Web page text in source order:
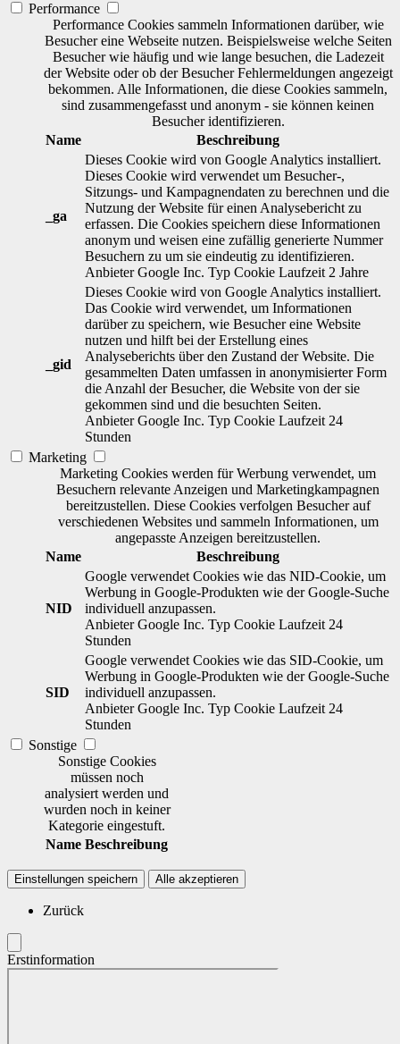
Performance
Performance Cookies sammeln Informationen darüber, wie
Besucher eine Webseite nutzen. Beispielsweise welche Seiten
Besucher wie häufig und wie lange besuchen, die Ladezeit
der Website oder ob der Besucher Fehlermeldungen angezeigt
bekommen. Alle Informationen, die diese Cookies sammeln,
sind zusammengefasst und anonym - sie können keinen
Besucher identifizieren.
Name
Beschreibung
_ga
Dieses Cookie wird von Google Analytics installiert.
Dieses Cookie wird verwendet um Besucher-,
Sitzungs- und Kampagnendaten zu berechnen und die
Nutzung der Website für einen Analysebericht zu
erfassen. Die Cookies speichern diese Informationen
anonym und weisen eine zufällig generierte Nummer
Besuchern zu um sie eindeutig zu identifizieren.
Anbieter Google Inc. Typ Cookie Laufzeit 2 Jahre
_gid
Dieses Cookie wird von Google Analytics installiert.
Das Cookie wird verwendet, um Informationen
darüber zu speichern, wie Besucher eine Website
nutzen und hilft bei der Erstellung eines
Analyseberichts über den Zustand der Website. Die
gesammelten Daten umfassen in anonymisierter Form
die Anzahl der Besucher, die Website von der sie
gekommen sind und die besuchten Seiten.
Anbieter Google Inc. Typ Cookie Laufzeit 24
Stunden
Marketing
Marketing Cookies werden für Werbung verwendet, um
Besuchern relevante Anzeigen und Marketingkampagnen
bereitzustellen. Diese Cookies verfolgen Besucher auf
verschiedenen Websites und sammeln Informationen, um
angepasste Anzeigen bereitzustellen.
Name
Beschreibung
NID
Google verwendet Cookies wie das NID-Cookie, um
Werbung in Google-Produkten wie der Google-Suche
individuell anzupassen.
Anbieter Google Inc. Typ Cookie Laufzeit 24
Stunden
SID
Google verwendet Cookies wie das SID-Cookie, um
Werbung in Google-Produkten wie der Google-Suche
individuell anzupassen.
Anbieter Google Inc. Typ Cookie Laufzeit 24
Stunden
Sonstige
Sonstige Cookies
müssen noch
analysiert werden und
wurden noch in keiner
Kategorie eingestuft.
Name Beschreibung
Einstellungen speichern Alle akzeptieren
Zurück
Erstinformation